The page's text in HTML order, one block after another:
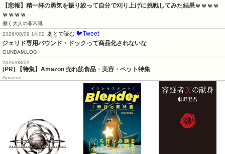
【悲報】精一杯の勇気を振り絞って自分で刈り上げに挑戦してみた結果ｗｗｗｗ
ｗｗｗｗ
働く大人の非常識
2026/08/09 14:02 あとで読む 🐦Tweet
ジェリド専用バウンド・ドックって商品化されないな
GUNDAM.LOG
2026/08/09
[PR] 【特集】Amazon 売れ筋食品・美容・ペット特集
Amazon